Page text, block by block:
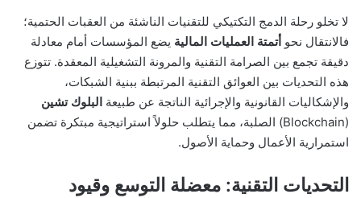
لا تخلو رحلة الدمج التكتيكي للتقنيات الناشئة من العقبات الحتمية؛
فالانتقال نحو أتمتة العمليات المالية يضع المؤسسات أمام معادلة
دقيقة تجمع بين الصرامة التقنية والمرونة التشغيلية المعقدة. تتوزع
هذه التحديات بين العوائق التقنية المرتبطة ببنية الشبكات،
والإشكاليات القانونية والإجرائية الناتجة عن طبيعة البلوك تشين
(Blockchain) الصلبة، مما يتطلب حلولاً استراتيجية مبتكرة تضمن
استمرارية الأعمال وحماية الأصول.
التحديات التقنية: معضلة التوسع وقيود